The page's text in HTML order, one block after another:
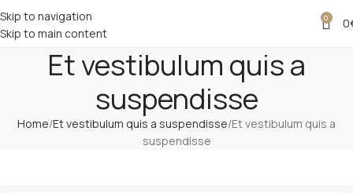
Skip to navigation
Skip to main content
0 0
Et vestibulum quis a
suspendisse
Home Et vestibulum quis a suspendisse Et vestibulum quis a
suspendisse